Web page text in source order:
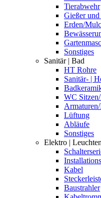
Tierabwehr
Gießer
Erden/
Sonstiges
Sanitär | Bad
HT Rohre
Sanitär- |
WC
Lüftung
Abläufe
Sonstiges
Elektro | Leuchten
Kabel
Baustrahler